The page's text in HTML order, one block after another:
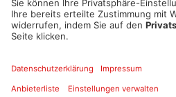
Artikel teilen
ANZEIGE